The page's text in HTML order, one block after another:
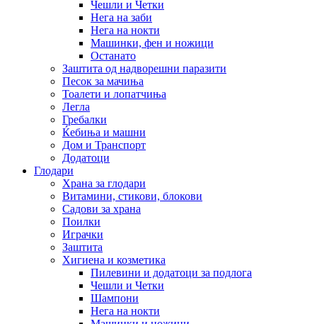
Чешли и Четки
Нега на заби
Нега на нокти
Машинки, фен и ножици
Останато
Заштита од надворешни паразити
Песок за мачиња
Тоалети и лопатчиња
Легла
Гребалки
Ќебиња и машни
Дом и Транспорт
Додатоци
Глодари
Храна за глодари
Витамини, стикови, блокови
Садови за храна
Поилки
Играчки
Заштита
Хигиена и козметика
Пилевини и додатоци за подлога
Чешли и Четки
Шампони
Нега на нокти